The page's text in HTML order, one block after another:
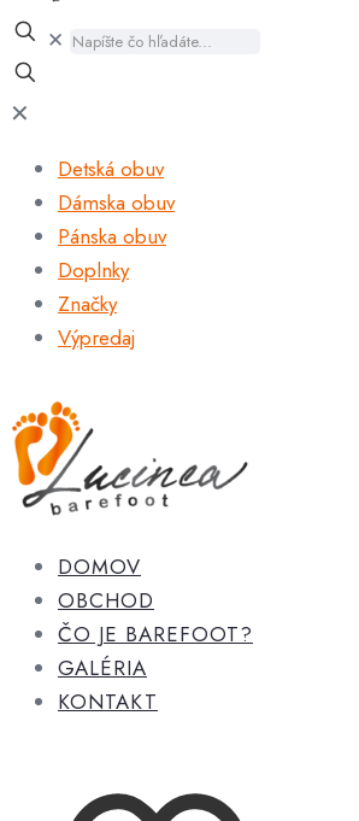
✕
✕
Detská obuv
Dámska obuv
Pánska obuv
Doplnky
Značky
Výpredaj
DOMOV
OBCHOD
ČO JE BAREFOOT?
GALÉRIA
KONTAKT